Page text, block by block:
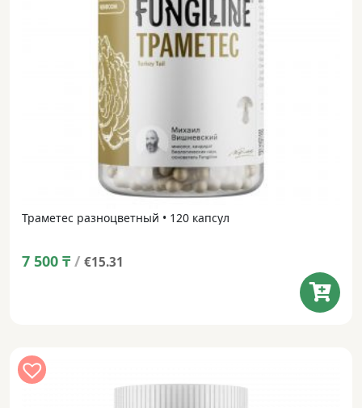
Траметес разноцветный • 120 капсул
7 500 ₸ / €15.31